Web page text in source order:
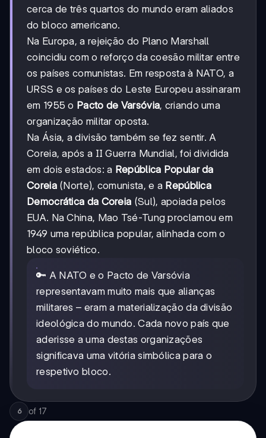
cerca de três quartos do mundo eram aliados
do bloco americano.
Na Europa, a rejeição do Plano Marshall
coincidiu com o reforço da coesão militar entre
os países comunistas. Em resposta à NATO, a
URSS e os países do Leste Europeu assinaram
em 1955 o Pacto de Varsóvia, criando uma
organização militar oposta.
Na Ásia, a divisão também se fez sentir. A
Coreia, após a II Guerra Mundial, foi dividida
em dois estados: a República Popular da
Coreia(Norte), comunista, e a República
Democrática da Coreia (Sul), apoiada pelos
EUA. Na China, Mao Tsé-Tung proclamou em
1949 uma república popular, alinhada com o
bloco soviético.
🔑 A NATO e o Pacto de Varsóvia
representavam muito mais que alianças
militares – eram a materialização da divisão
ideológica do mundo. Cada novo país que
aderisse a uma destas organizações
significava uma vitória simbólica para o
respetivo bloco.
6 of 17